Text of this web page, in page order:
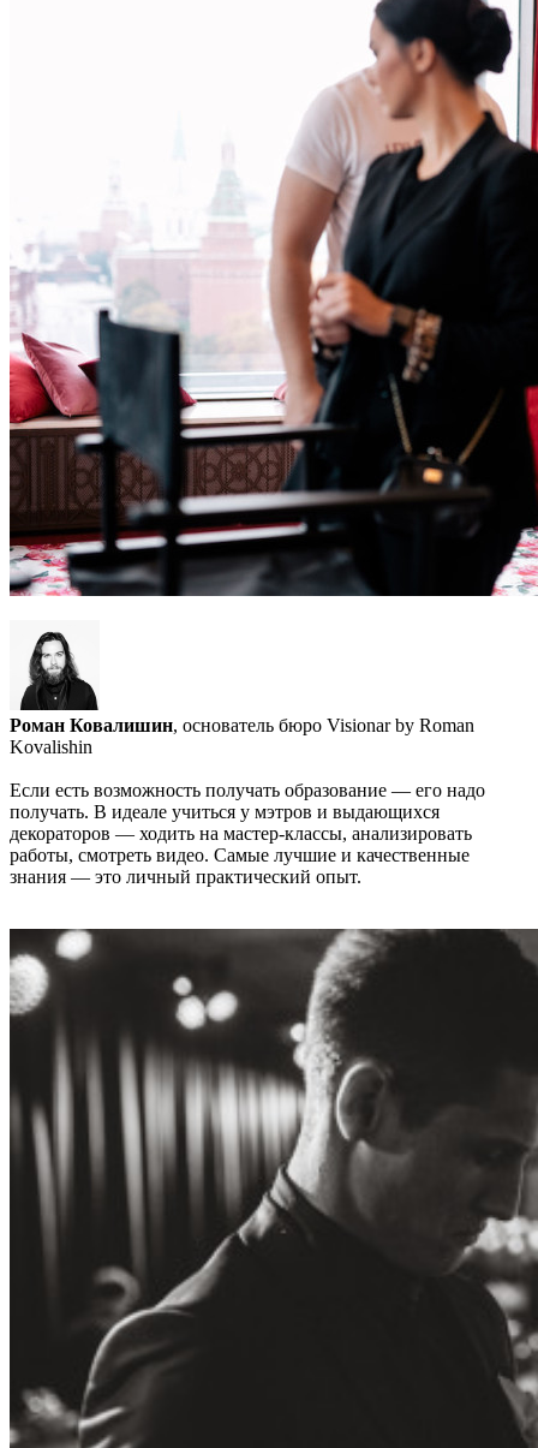
Роман Ковалишин, основатель бюро Visionar by Roman
Kovalishin
Если есть возможность получать образование — его надо
получать. В идеале учиться у мэтров и выдающихся
декораторов — ходить на мастер-классы, анализировать
работы, смотреть видео. Самые лучшие и качественные
знания — это личный практический опыт.